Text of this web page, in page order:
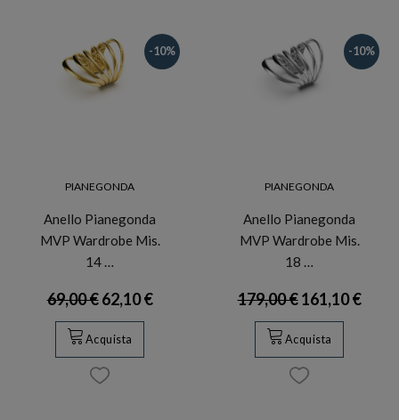
-10%
PIANEGONDA
Anello Pianegonda
MVP Wardrobe Mis.
14 …
69,00 €62,10 €
Acquista
-10%
PIANEGONDA
Anello Pianegonda
MVP Wardrobe Mis.
18 …
179,00 €161,10 €
Acquista